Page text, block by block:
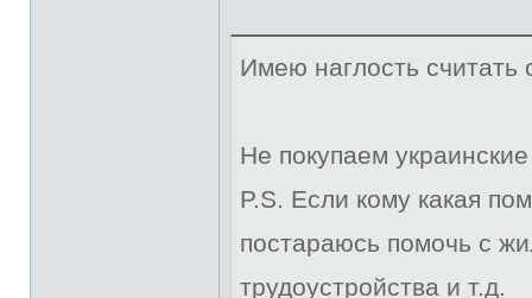
Имею наглость считать
Не покупаем
P.S. Если кому какая
постараюсь помочь с
трудоустройства и т.д.